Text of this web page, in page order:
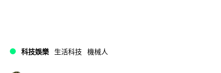
科技娛樂 生活科技 機械人